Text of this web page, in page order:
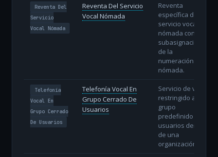
Reventa Del
Servicio
Vocal Nómada
Reventa Del Servicio
Vocal Nómada
Reventa
específica del
servicio vocal
nómada con
subasignación
de la
numeración
nómada.
Telefonía
Vocal En
Grupo Cerrado
De Usuarios
Telefonía Vocal En
Grupo Cerrado De
Usuarios
Servicio de voz
restringido a un
grupo
predefinido de
usuarios dentro
de una
organización.